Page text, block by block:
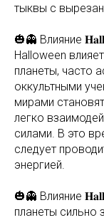
тыквы с
🎃👻 Влияние
Halloween
планеты, часто
оккультными
мирами
легко
силами. В это
следует
энергией.
🎃👻 Влияние
планеты сильно